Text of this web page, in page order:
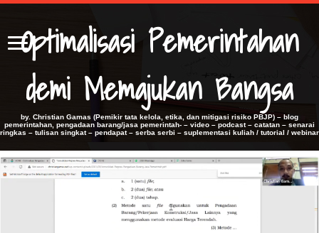
Optimalisasi Pemerintahan
demi Memajukan Bangsa
by. Christian Gamas (Pemikir tata kelola, etika, dan mitigasi risiko PBJP) – blog
pemerintahan, pengadaan barang/jasa pemerintah- – video – podcast – catatan – senarai
ringkas – tulisan singkat – pendapat – serba serbi – suplementasi kuliah / tutorial / webinar